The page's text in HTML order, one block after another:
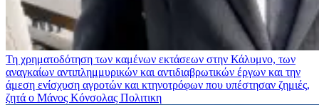
Τη χρηματοδότηση των καμένων εκτάσεων στην Κάλυμνο, των
αναγκαίων αντιπλημμυρικών και αντιδιαβρωτικών έργων και την
άμεση ενίσχυση αγροτών και κτηνοτρόφων που υπέστησαν ζημιές,
ζητά ο Μάνος Κόνσολας Πολιτικη